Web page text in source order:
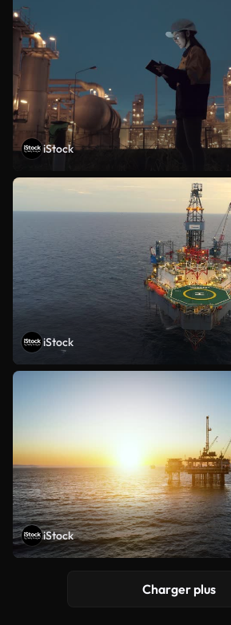
iStock
iStock
iStock
Charger plus